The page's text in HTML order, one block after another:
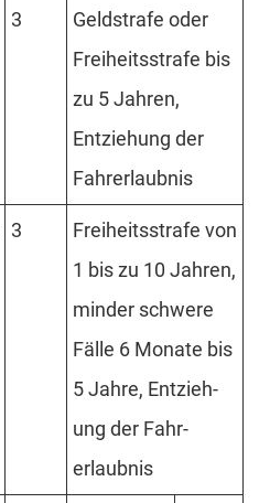
3
Geld­strafe oder
Frei­heits­strafe bis
zu 5 Jahren,
Entzieh­ung der
Fahr­erlaub­nis
3
Frei­heits­strafe von
1 bis zu 10 Jahren,
minder schwere
Fälle 6 Monate bis
5 Jahre, Entzieh­
ung der Fahr­
erlaub­nis